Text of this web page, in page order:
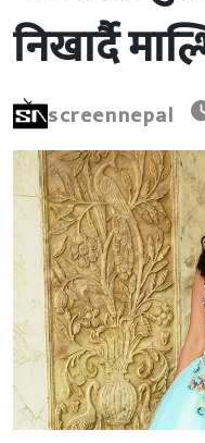
निखार्दै
screennepal